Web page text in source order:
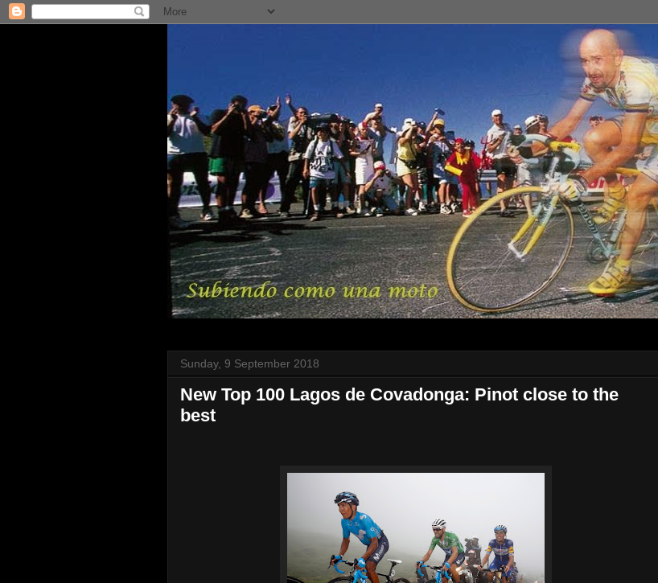
Sunday, 9 September 2018
New Top 100 Lagos de Covadonga: Pinot close to the
best